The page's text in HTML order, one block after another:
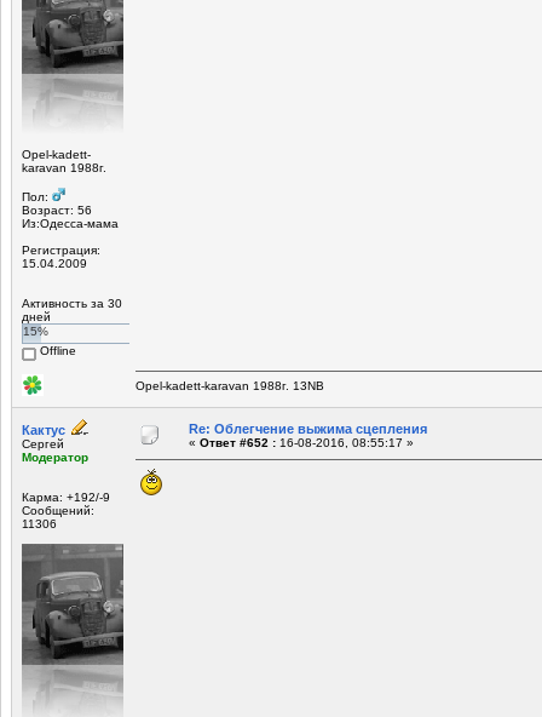
Opel-kadett-
karavan 1988г.
Пол:
Возраст: 56
Из:Одесса-мама
Регистрация:
15.04.2009
Активность за 30
дней
15%
Offline
Opel-kadett-karavan 1988г. 13NB
Кактус
Сергей
Модератор
Карма: +192/-9
Сообщений:
11306
Re: Облегчение выжима сцепления
« Ответ #652 : 16-08-2016, 08:55:17 »